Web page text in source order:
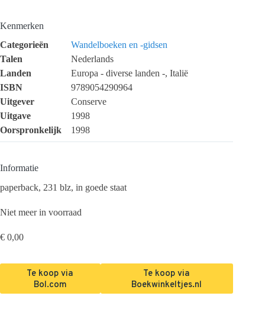
Kenmerken
Categorieën
Wandelboeken en -gidsen
Talen
Nederlands
Landen
Europa - diverse landen -, Italië
ISBN
9789054290964
Uitgever
Conserve
Uitgave
1998
Oorspronkelijk
1998
Informatie
paperback, 231 blz, in goede staat
Niet meer in voorraad
€ 0,00
Te koop via
Bol.com
Te koop via
Boekwinkeltjes.nl